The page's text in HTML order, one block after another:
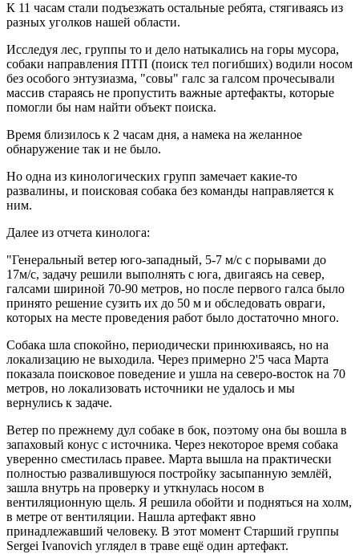
К 11 часам стали подъезжать остальные ребята, стягиваясь из
разных уголков нашей области.
Исследуя лес, группы то и дело натыкались на горы мусора,
собаки направления ПТП (поиск тел погибших) водили носом
без особого энтузиазма, "совы" галс за галсом прочесывали
массив стараясь не пропустить важные артефакты, которые
помогли бы нам найти объект поиска.
Время близилось к 2 часам дня, а намека на желанное
обнаружение так и не было.
Но одна из кинологических групп замечает какие-то
развалины, и поисковая собака без команды направляется к
ним.
Далее из отчета кинолога:
"Генеральный ветер юго-западный, 5-7 м/с с порывами до
17м/с, задачу решили выполнять с юга, двигаясь на север,
галсами шириной 70-90 метров, но после первого галса было
принято решение сузить их до 50 м и обследовать овраги,
которых на месте проведения работ было достаточно много.
Собака шла спокойно, периодически принюхиваясь, но на
локализацию не выходила. Через примерно 2'5 часа Марта
показала поисковое поведение и ушла на северо-восток на 70
метров, но локализовать источники не удалось и мы
вернулись к задаче.
Ветер по прежнему дул собаке в бок, поэтому она бы вошла в
запаховый конус с источника. Через некоторое время собака
уверенно сместилась правее. Марта вышла на практически
полностью развалившуюся постройку засыпанную землёй,
зашла внутрь на проверку и уткнулась носом в
вентиляционную щель. Я решила обойти и подняться на холм,
в метре от вентиляции. Нашла артефакт явно
принадлежавший человеку. В этот момент Старший группы
Sergei Ivanovich углядел в траве ещё один артефакт.